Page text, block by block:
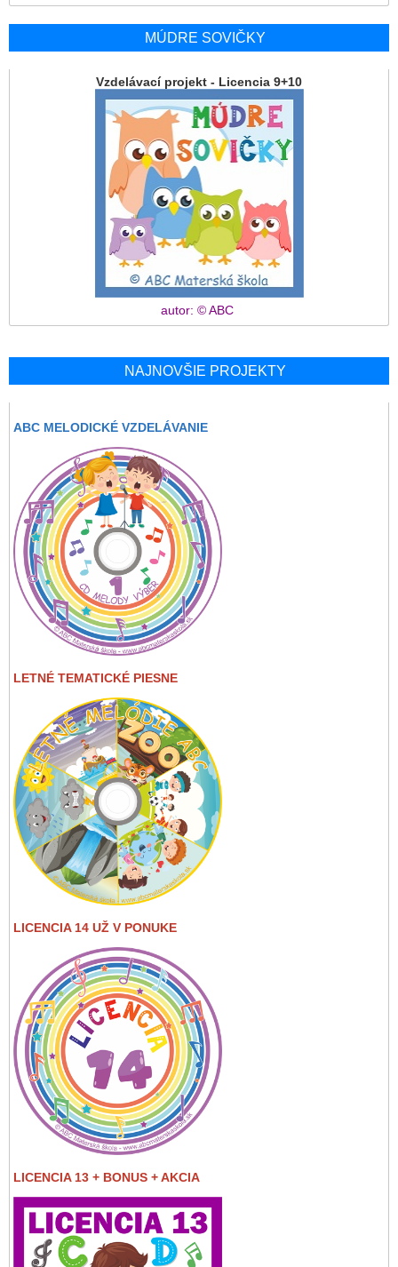
MÚDRE SOVIČKY
Vzdelávací projekt - Licencia 9+10
autor: © ABC
NAJNOVŠIE PROJEKTY
ABC MELODICKÉ VZDELÁVANIE
LETNÉ TEMATICKÉ PIESNE
LICENCIA 14 UŽ V PONUKE
LICENCIA 13 + BONUS + AKCIA